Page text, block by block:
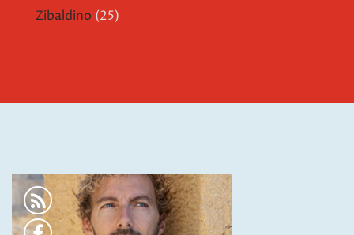
Zibaldino (25)